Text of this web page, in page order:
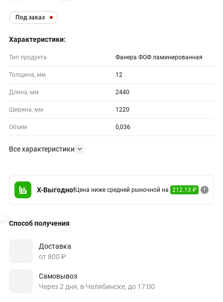
Под заказ
Характеристики:
Тип продукта Фанера ФОФ ламинированная
Толщина, мм 12
Длина, мм 2440
Ширина, мм 1220
Объем 0,036
Все характеристики
X-Выгодно! Цена ниже средней рыночной на 212.13 ₽
Способ получения
Доставка
от 800 ₽
Самовывоз
Через 2 дня, в Челябинске, до 17:00